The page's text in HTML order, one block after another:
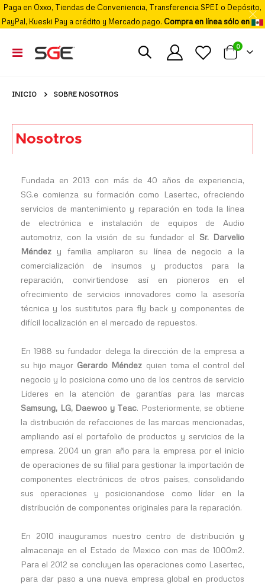
Paga en Oxxo, Tiendas de Conveniencia, Transferencia SPEI o Depósito,
PayPal, Kueski Pay a crédito y Mercado pago. Compra en línea sólo en
Cambiar
Nav
Mi carrito
0
INICIO SOBRE NOSOTROS
Nosotros
Fundada en 2013 con más de 40 años de experiencia,
SG.e comienza su formación como Lasertec, ofreciendo
servicios de mantenimiento y reparación en toda la línea
de electrónica e instalación de equipos de Audio
automotriz, con la visión de su fundador el Sr. Darvelio
Méndez y familia ampliaron su línea de negocio a la
comercialización de insumos y productos para la
reparación, convirtiendose así en pioneros en el
ofrecimiento de servicios innovadores como la asesoría
técnica y los sustitutos para fly back y componentes de
difícil localización en el mercado de repuestos.
En 1988 su fundador delega la dirección de la empresa a
su hijo mayor Gerardo Méndez quien toma el control del
negocio y lo posiciona como uno de los centros de servicio
Líderes en la atención de garantías para las marcas
Samsung, LG, Daewoo y Teac. Posteriormente, se obtiene
la distribución de refacciones de las marcas mencionadas,
ampliando así el portafolio de productos y servicios de la
empresa. 2004 un gran año para la empresa por el inicio
de operaciones de su filial para gestionar la importación de
componentes electrónicos de otros países, consolidando
sus operaciones y posicionandose como líder en la
distribución de componentes originales para la reparación.
En 2010 inauguramos nuestro centro de distribución y
almacenaje en el Estado de Mexico con mas de 1000m2.
Para el 2012 se concluyen las operaciones como Lasertec,
para dar paso a una nueva empresa global en productos